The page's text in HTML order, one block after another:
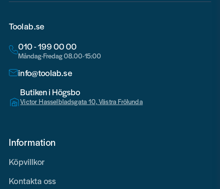
Toolab.se
010 - 199 00 00
Måndag-Fredag 08.00-15:00
info@toolab.se
Butiken i Högsbo
Victor Hasselbladsgata 10, Västra Frölunda
Information
Köpvillkor
Kontakta oss